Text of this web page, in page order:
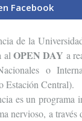
Facebook
de la
alOPEN DAY a
o
Estación Central).
es un programa
nervioso, a